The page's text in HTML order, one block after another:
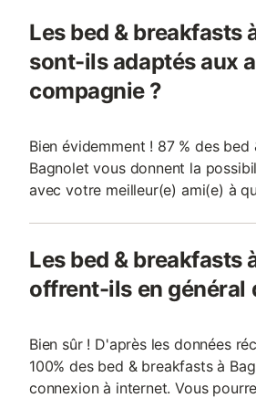
Les bed & breakfasts
sont-ils adaptés aux
compagnie ?
Bien évidemment ! 87 % des bed
Bagnolet vous donnent la
avec votre meilleur(e) ami(e) à
Les bed & breakfasts
offrent-ils en général
Bien sûr ! D'après les données
100% des bed & breakfasts à
connexion à internet. Vous